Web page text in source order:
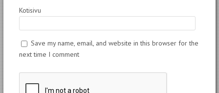
Kotisivu
Save my name, email, and website in this browser for the
next time I comment